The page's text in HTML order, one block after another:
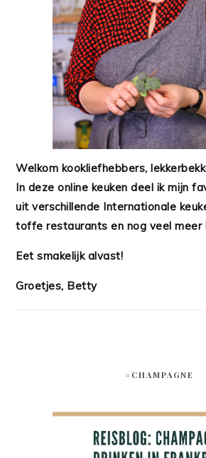
Welkom kookliefhebbers,
In deze online keuken deel ik mijn
uit verschillende Internationale
toffe restaurants en nog veel meer
Eet smakelijk alvast!
Groetjes, Betty
#CHAMPAGNE